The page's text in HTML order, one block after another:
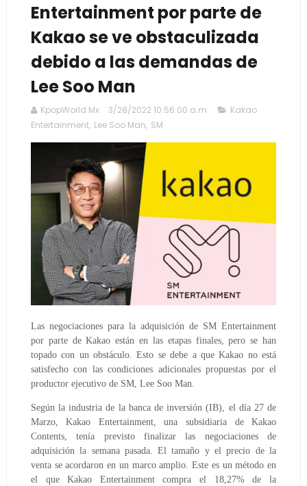
Entertainment por parte de
Kakao se ve obstaculizada
debido a las demandas de
Lee Soo Man
KpopWorld Mx 3/28/2022 10:56:00 a.m.
Kakao
Entertainment, Lee Soo Man, SM
Las negociaciones para la adquisición de SM Entertainment
por parte de Kakao están en las etapas finales, pero se han
topado con un obstáculo. Esto se debe a que Kakao no está
satisfecho con las condiciones adicionales propuestas por el
productor ejecutivo de SM, Lee Soo Man.
Según la industria de la banca de inversión (IB), el día 27 de
Marzo, Kakao Entertainment, una subsidiaria de Kakao
Contents, tenía previsto finalizar las negociaciones de
adquisición la semana pasada. El tamaño y el precio de la
venta se acordaron en un marco amplio. Este es un método en
el que Kakao Entertainment compra el 18,27% de la